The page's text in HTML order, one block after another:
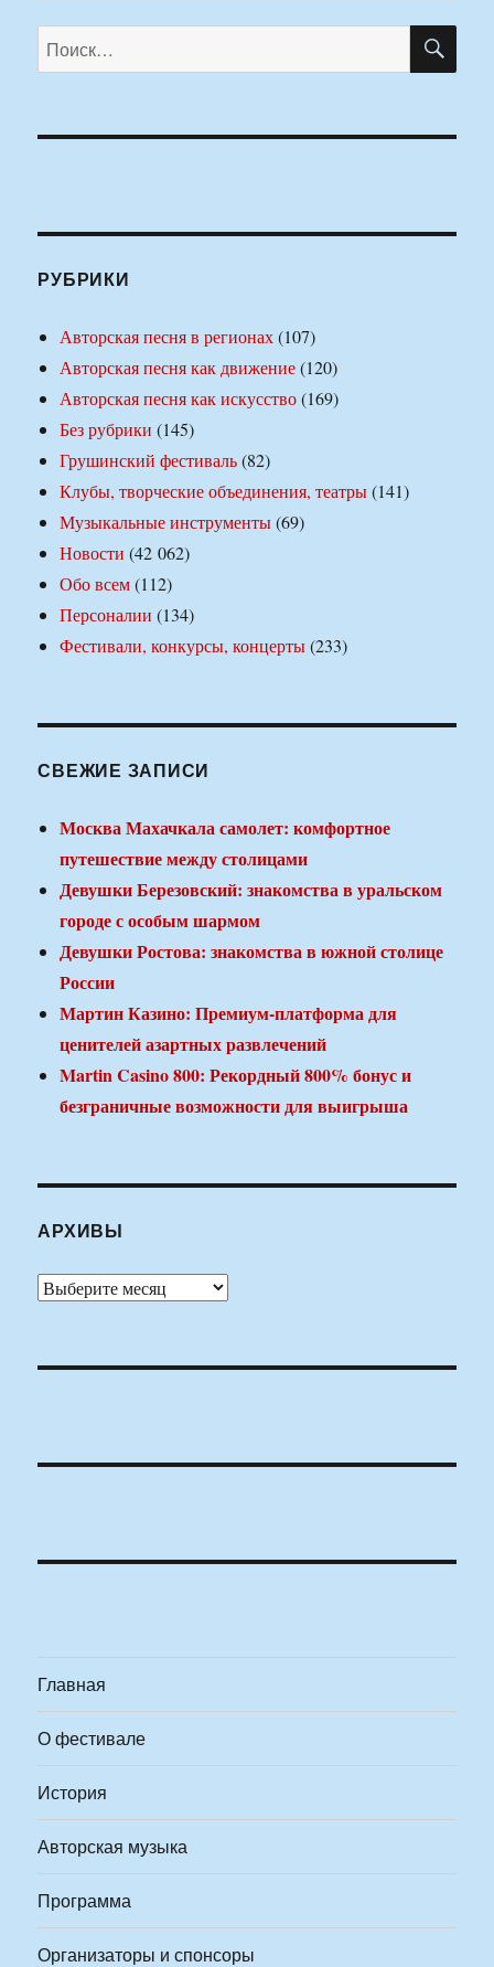
Искать:
РУБРИКИ
Авторская песня в регионах(107)
Авторская песня как движение(120)
Авторская песня как искусство(169)
Без рубрики (145)
Грушинский фестиваль(82)
Клубы, творческие объединения, театры(141)
Музыкальные инструменты(69)
Новости (42 062)
Обо всем(112)
Персоналии (134)
Фестивали, конкурсы, концерты(233)
СВЕЖИЕ ЗАПИСИ
Москва Махачкала самолет: комфортное
путешествие между столицами
Девушки Березовский: знакомства в уральском
городе с особым шармом
Девушки Ростова: знакомства в южной столице
России
Мартин Казино: Премиум-платформа для
ценителей азартных развлечений
Martin Casino 800: Рекордный 800% бонус и
безграничные возможности для выигрыша
АРХИВЫ
Архивы
Главная
О фестивале
История
Авторская музыка
Программа
Организаторы и спонсоры